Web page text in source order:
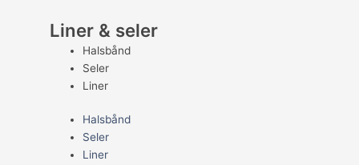
Liner & seler
Halsbånd
Seler
Liner
Halsbånd
Seler
Liner